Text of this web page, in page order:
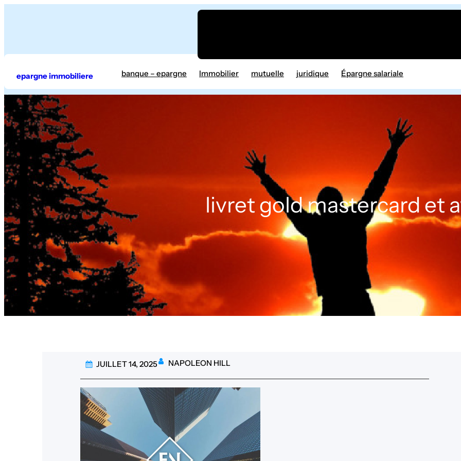
epargne immobiliere banque – epargne Immobilier mutuelle juridique Épargne salariale
livret gold mastercard et
JUILLET 14, 2025 NAPOLEON HILL